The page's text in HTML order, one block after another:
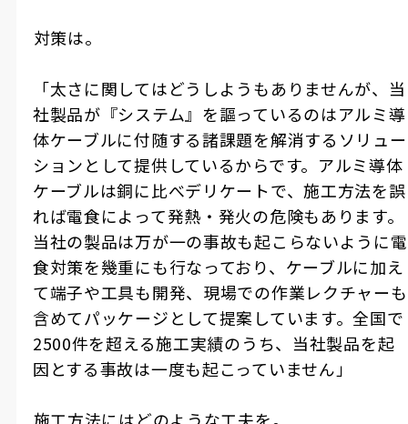
――対策は。
「太さに関してはどうしようもありませんが、当
社製品が『システム』を謳っているのはアルミ導
体ケーブルに付随する諸課題を解消するソリュー
ションとして提供しているからです。アルミ導体
ケーブルは銅に比べデリケートで、施工方法を誤
れば電食によって発熱・発火の危険もあります。
当社の製品は万が一の事故も起こらないように電
食対策を幾重にも行なっており、ケーブルに加え
て端子や工具も開発、現場での作業レクチャーも
含めてパッケージとして提案しています。全国で
2500件を超える施工実績のうち、当社製品を起
因とする事故は一度も起こっていません」